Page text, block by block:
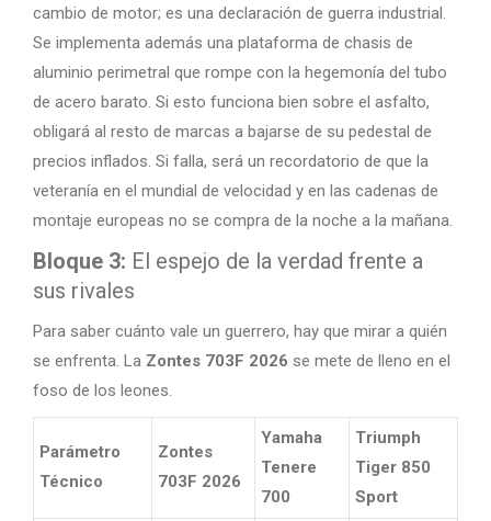
cambio de motor; es una declaración de guerra industrial.
Se implementa además una plataforma de chasis de
aluminio perimetral que rompe con la hegemonía del tubo
de acero barato. Si esto funciona bien sobre el asfalto,
obligará al resto de marcas a bajarse de su pedestal de
precios inflados. Si falla, será un recordatorio de que la
veteranía en el mundial de velocidad y en las cadenas de
montaje europeas no se compra de la noche a la mañana.
Bloque 3: El espejo de la verdad frente a
sus rivales
Para saber cuánto vale un guerrero, hay que mirar a quién
se enfrenta. La Zontes 703F 2026 se mete de lleno en el
foso de los leones.
Parámetro
Técnico
Zontes
703F 2026
Yamaha
Tenere
700
Triumph
Tiger 850
Sport